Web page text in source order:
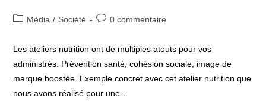
PostMédia / Société
Commentaires
publication :
0 commentaire
Les ateliers nutrition ont de multiples atouts pour vos
administrés. Prévention santé, cohésion sociale, image de
marque boostée. Exemple concret avec cet atelier nutrition que
nous avons réalisé pour une…